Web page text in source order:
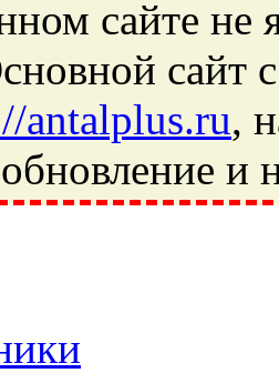
сайте не
сайт
antalplus.ru,
обновление и
метизы, техника,